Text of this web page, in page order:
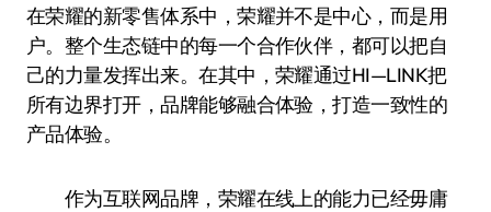
在荣耀的新零售体系中，荣耀并不是中心，而是用
户。整个生态链中的每一个合作伙伴，都可以把自
己的力量发挥出来。在其中，荣耀通过HI—LINK把
所有边界打开，品牌能够融合体验，打造一致性的
产品体验。
作为互联网品牌，荣耀在线上的能力已经毋庸